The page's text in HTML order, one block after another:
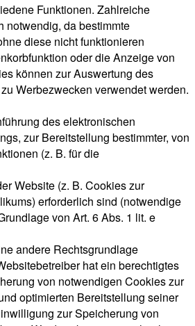
Funktionen. Zahlreiche
notwendig, da bestimmte
diese nicht funktionieren
oder die Anzeige von
können zur Auswertung des
Werbezwecken verwendet werden.
des elektronischen
zur Bereitstellung bestimmter, von
(z. B. für die
Website (z. B. Cookies zur
erforderlich sind (notwendige
von Art. 6 Abs. 1 lit. e
andere Rechtsgrundlage
hat ein berechtigtes
von notwendigen Cookies zur
optimierten Bereitstellung seiner
zur Speicherung von